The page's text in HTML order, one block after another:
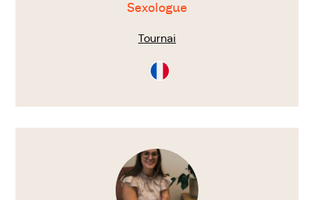
Sexologue
Tournai
Consultation
en
Voir